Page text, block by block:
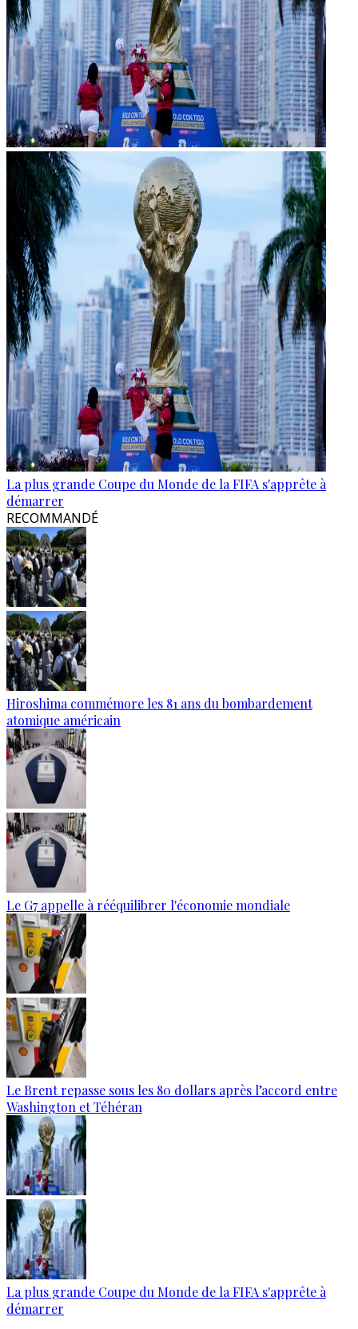
La plus grande Coupe du Monde de la FIFA s'apprête à
démarrer
RECOMMANDÉ
Hiroshima commémore les 81 ans du bombardement
atomique américain
Le G7 appelle à rééquilibrer l'économie mondiale
Le Brent repasse sous les 80 dollars après l’accord entre
Washington et Téhéran
La plus grande Coupe du Monde de la FIFA s'apprête à
démarrer